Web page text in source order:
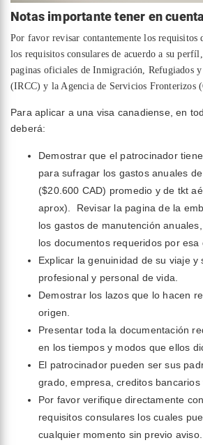
Notas importante tener en
Por favor revisar contantemente los requisitos
los requisitos consulares de acuerdo a su
paginas oficiales de Inmigración, Refugiados y
(IRCC) y la Agencia de Servicios Fronterizos
Para aplicar a una visa canadiense, en
deberá:
Demostrar que el patrocinador
para sufragar los gastos anuales
($20.600 CAD) promedio y de tkt
aprox). Revisar la pagina de la
los gastos de manutención
los documentos requeridos por esa
Explicar la genuinidad de su viaje y
profesional y personal de vida.
Demostrar los lazos que lo hacen
origen.
Presentar toda la documentación
en los tiempos y modos que ellos
El patrocinador pueden ser sus
grado, empresa, creditos bancarios
Por favor verifique directamente
requisitos consulares los cuales
cualquier momento sin previo aviso.